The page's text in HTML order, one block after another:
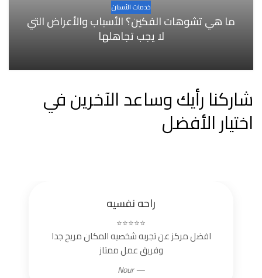
خدمات الأسنان
ما هي تشوهات الفكين؟ الأسباب والأعراض التي
لا يجب تجاهلها
شاركنا رأيك وساعد الآخرين في
اختيار الأفضل
راحه نفسيه
⭐⭐⭐⭐⭐
افضل مركز عن تجربه شخصيه المكان مريح جدا
وفريق عمل ممتاز
— Nour